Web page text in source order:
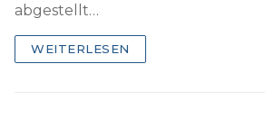
abgestellt…
WEITERLESEN